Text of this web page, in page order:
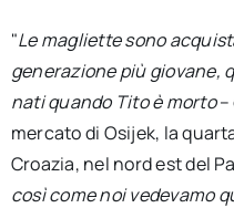
"Le magliette sono
generazione più giovane,
nati quando Tito è morto
mercato di Osijek, la
Croazia, nel nord est del
così come noi vedevamo